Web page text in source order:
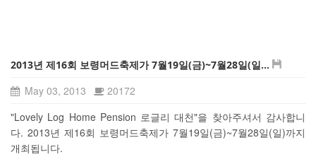
2013년 제16회 보령머드축제가 7월19일(금)~7월28일(일...
May 03, 2013
20172
"Lovely Log Home Pension 로글리 대천"을 찾아주셔서 감사합니
다. 2013년 제16회 보령머드축제가 7월19일(금)~7월28일(일)까지
개최됩니다.